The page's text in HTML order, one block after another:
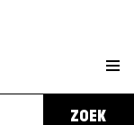
ZOEK